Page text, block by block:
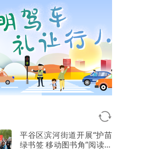
平谷区滨河街道开展“护苗
绿书签 移动图书角”阅读活